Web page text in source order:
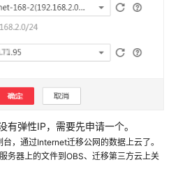
有弹性IP，需要先申请一个。
，通过Internet迁移公网的数据上云了。
务器上的文件到OBS、迁移第三方云上关